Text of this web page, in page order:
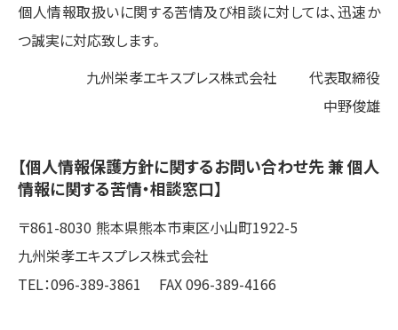
個人情報取扱いに関する苦情及び相談に対しては、迅速か
つ誠実に対応致します。
九州栄孝エキスプレス株式会社
代表取締役
中野俊雄
【個人情報保護方針に関するお問い合わせ先 兼 個人
情報に関する苦情・相談窓口】
〒861-8030 熊本県熊本市東区小山町1922-5
九州栄孝エキスプレス株式会社
TEL：096-389-3861
FAX 096-389-4166